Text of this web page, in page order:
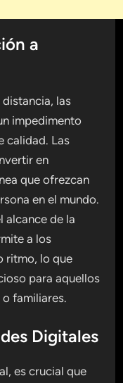
a
las
impedimento
calidad. Las
en
que ofrezcan
en el mundo.
alcance de la
a los
ritmo, lo que
para aquellos
familiares.
Digitales
es crucial que